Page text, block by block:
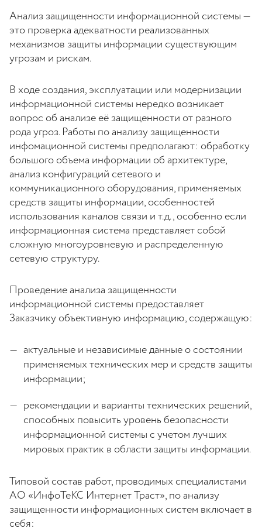
Анализ защищенности информационной системы —
это проверка адекватности реализованных
механизмов защиты информации существующим
угрозам и рискам.
В ходе создания, эксплуатации или модернизации
информационной системы нередко возникает
вопрос об анализе её защищенности от разного
рода угроз. Работы по анализу защищенности
инфомационной системы предполагают: обработку
большого объема информации об архитектуре,
анализ конфигураций сетевого и
коммуникационного оборудования, применяемых
средств защиты информации, особенностей
использования каналов связи и т.д., особенно если
информационная система представляет собой
сложную многоуровневую и распределенную
сетевую структуру.
Проведение анализа защищенности
информационной системы предоставляет
Заказчику объективную информацию, содержащую:
актуальные и независимые данные о состоянии
применяемых технических мер и средств защиты
информации;
рекомендации и варианты технических решений,
способных повысить уровень безопасности
информационной системы с учетом лучших
мировых практик в области защиты информации.
Типовой состав работ, проводимых специалистами
АО «ИнфоТеКС Интернет Траст», по анализу
защищенности информационных систем включает в
себя: